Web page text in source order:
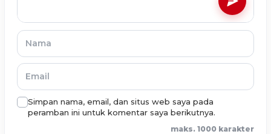
Simpan nama, email, dan situs web saya pada
peramban ini untuk komentar saya berikutnya.
maks. 1000 karakter